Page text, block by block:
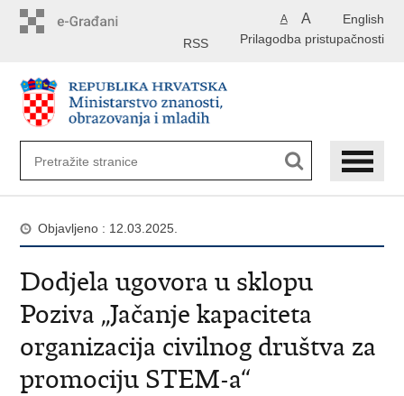
English
A A
Prilagodba pristupačnosti
RSS
Objavljeno : 12.03.2025.
Dodjela ugovora u sklopu
Poziva „Jačanje kapaciteta
organizacija civilnog društva za
promociju STEM-a“